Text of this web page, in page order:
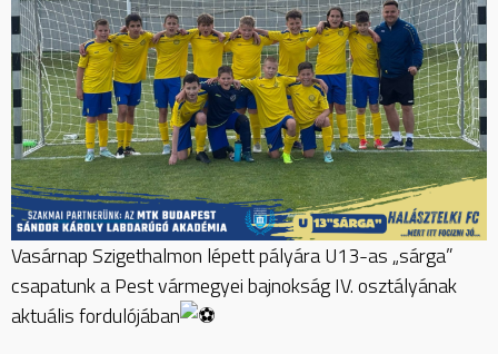
Vasárnap Szigethalmon lépett pályára U13-as „sárga”
csapatunk a Pest vármegyei bajnokság IV. osztályának
aktuális fordulójában